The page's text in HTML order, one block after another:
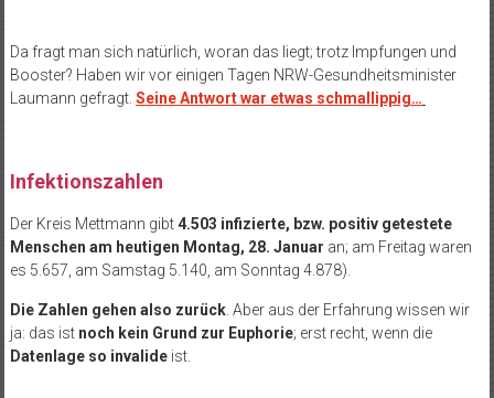
Da fragt man sich natürlich, woran das liegt; trotz Impfungen und
Booster? Haben wir vor einigen Tagen NRW-Gesundheitsminister
Laumann gefragt. Seine Antwort war etwas schmallippig…
Infektionszahlen
Der Kreis Mettmann gibt4.503 infizierte, bzw. positiv getestete
Menschen am heutigen Montag, 28. Januar an; am Freitag waren
es 5.657, am Samstag 5.140, am Sonntag 4.878).
Die Zahlen gehen also zurück. Aber aus der Erfahrung wissen wir
ja: das ist noch kein Grund zur Euphorie; erst recht, wenn die
Datenlage so invalideist.